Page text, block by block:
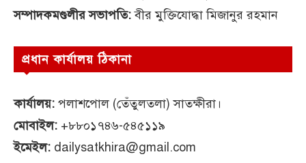
সম্পাদকমণ্ডলীর সভাপতি:বীর মুক্তিযোদ্ধা মিজানুর রহমান
প্রধান কার্যালয় ঠিকানা
কার্যালয়: পলাশপোল (তেঁতুলতলা) সাতক্ষীরা।
মোবাইল: +৮৮০১৭৪৬-৫৪৫১১৯
ইমেইল: dailysatkhira@gmail.com